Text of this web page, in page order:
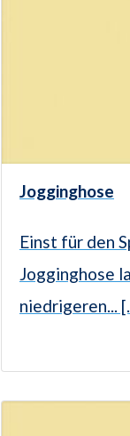
Jogginghose
Einst für den
Jogginghose
niedrigeren...